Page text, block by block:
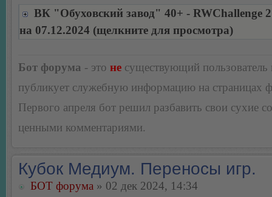
ВК "Обуховский завод" 40+ - RWChallenge 2
на 07.12.2024 (щелкните для просмотра)
Бот форума - это не существующий пользователь
публикует служебную информацию на страницах
Первого апреля бот решил разбавить свои сухие
ценными комментариями.
Кубок Медиум. Переносы игр.
БОТ форума » 02 дек 2024, 14:34